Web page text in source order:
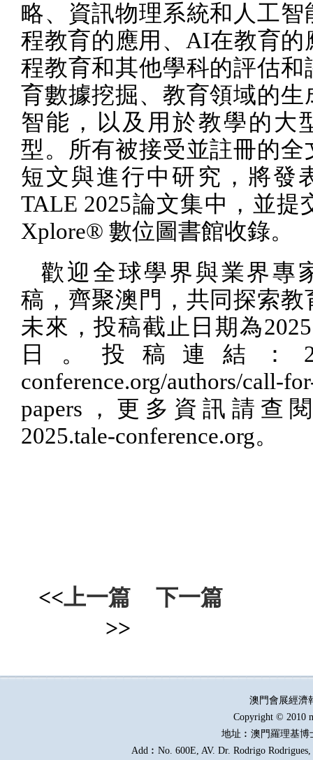
略、資訊物理系統和人工智
程教育的應用、 AI在教育的
程教育和其他學科的評估和
育數據挖掘、教育領域的生
智能，以及用於教學的大
型。所有被接受並註冊的全
短文與進行中研究，將發
TALE 2025論文集中，並提
Xplore® 數位圖書館收錄。
歡迎全球學界與業界專
稿，齊聚澳門，共同探索教
未來，投稿截止日期為2025
日。投稿連結：
conference.org/authors/call-
papers ，更多資訊請查
2025.tale-conference.org。
<<上一篇
下一篇
>>
澳門會展經
Copyright © 2010
地址︰澳門羅理基博
Add︰No. 600E, AV. Dr. Rodrigo